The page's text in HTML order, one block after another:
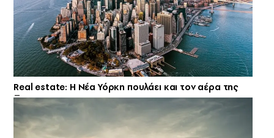
Real estate: H Νέα Υόρκη πουλάει και τον αέρα της